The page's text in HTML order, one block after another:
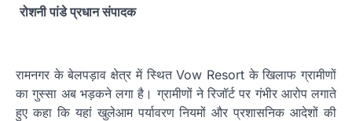
रोशनी पांडे प्रधान संपादक
रामनगर के बेलपड़ाव क्षेत्र में स्थित Vow Resort के खिलाफ ग्रामीणों
का गुस्सा अब भड़कने लगा है। ग्रामीणों ने रिजॉर्ट पर गंभीर आरोप लगाते
हुए कहा कि यहां खुलेआम पर्यावरण नियमों और प्रशासनिक आदेशों की